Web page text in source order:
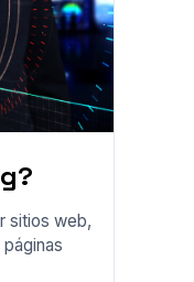
sitios web,